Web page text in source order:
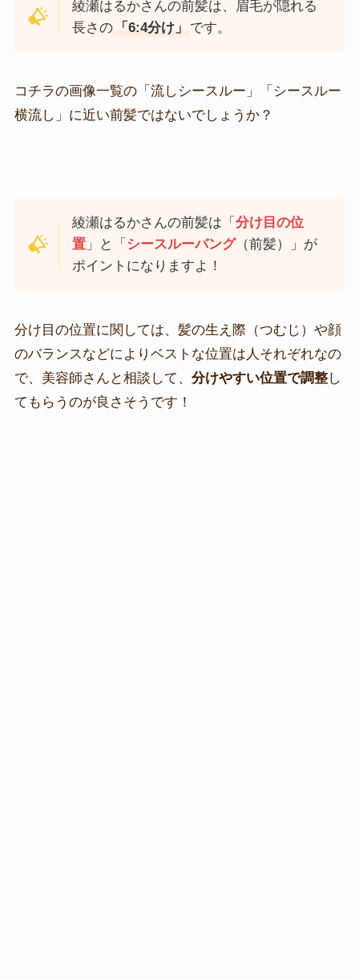
綾瀬はるかさんの前髪は、眉毛が隠れる
長さの
「6:4分け」 です。
コチラの画像一覧の「流しシースルー」「シースルー
横流し」に近い前髪ではないでしょうか？
綾瀬はるかさんの前髪は「分け目の位
置 」と「 シースルーバング（前髪）」が
ポイントになりますよ！
分け目の位置に関しては、髪の生え際（つむじ）や顔
のバランスなどによりベストな位置は人それぞれなの
で、美容師さんと相談して、 分けやすい位置で調整し
てもらうのが良さそうです！